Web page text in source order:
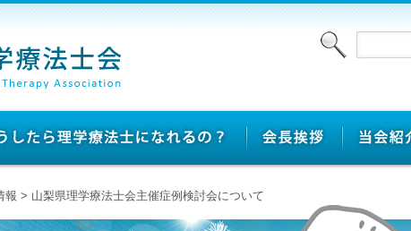
> 山梨県理学療法士会主催症例検討会について